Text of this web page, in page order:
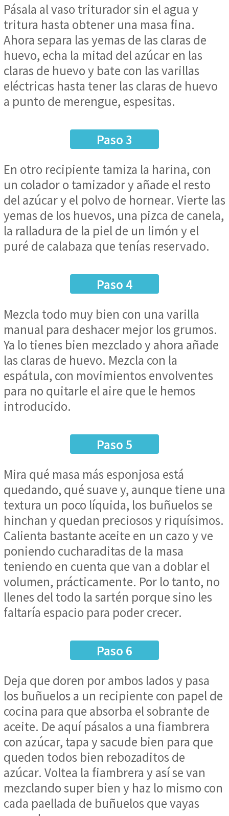
Pásala al vaso triturador sin el agua y
tritura hasta obtener una masa fina.
Ahora separa las yemas de las claras de
huevo, echa la mitad del azúcar en las
claras de huevo y bate con las varillas
eléctricas hasta tener las claras de huevo
a punto de merengue, espesitas.
Paso 3
En otro recipiente tamiza la harina, con
un colador o tamizador y añade el resto
del azúcar y el polvo de hornear. Vierte las
yemas de los huevos, una pizca de canela,
la ralladura de la piel de un limón y el
puré de calabaza que tenías reservado.
Paso 4
Mezcla todo muy bien con una varilla
manual para deshacer mejor los grumos.
Ya lo tienes bien mezclado y ahora añade
las claras de huevo. Mezcla con la
espátula, con movimientos envolventes
para no quitarle el aire que le hemos
introducido.
Paso 5
Mira qué masa más esponjosa está
quedando, qué suave y, aunque tiene una
textura un poco líquida, los buñuelos se
hinchan y quedan preciosos y riquísimos.
Calienta bastante aceite en un cazo y ve
poniendo cucharaditas de la masa
teniendo en cuenta que van a doblar el
volumen, prácticamente. Por lo tanto, no
llenes del todo la sartén porque sino les
faltaría espacio para poder crecer.
Paso 6
Deja que doren por ambos lados y pasa
los buñuelos a un recipiente con papel de
cocina para que absorba el sobrante de
aceite. De aquí pásalos a una fiambrera
con azúcar, tapa y sacude bien para que
queden todos bien rebozaditos de
azúcar. Voltea la fiambrera y así se van
mezclando super bien y haz lo mismo con
cada paellada de buñuelos que vayas